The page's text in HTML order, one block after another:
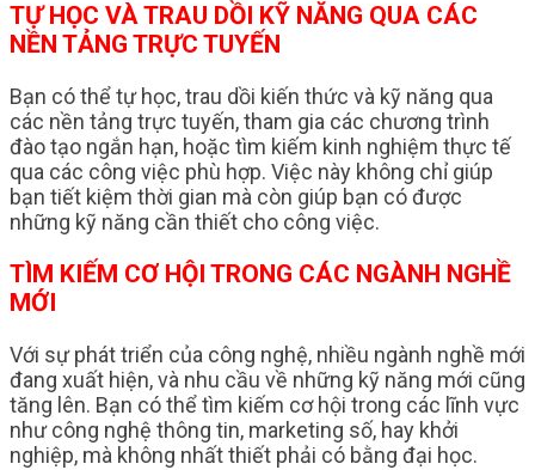
TỰ HỌC VÀ TRAU DỒI KỸ NĂNG QUA CÁC
NỀN TẢNG TRỰC TUYẾN
Bạn có thể tự học, trau dồi kiến thức và kỹ năng qua
các nền tảng trực tuyến, tham gia các chương trình
đào tạo ngắn hạn, hoặc tìm kiếm kinh nghiệm thực tế
qua các công việc phù hợp. Việc này không chỉ giúp
bạn tiết kiệm thời gian mà còn giúp bạn có được
những kỹ năng cần thiết cho công việc.
TÌM KIẾM CƠ HỘI TRONG CÁC NGÀNH NGHỀ
MỚI
Với sự phát triển của công nghệ, nhiều ngành nghề mới
đang xuất hiện, và nhu cầu về những kỹ năng mới cũng
tăng lên. Bạn có thể tìm kiếm cơ hội trong các lĩnh vực
như công nghệ thông tin, marketing số, hay khởi
nghiệp, mà không nhất thiết phải có bằng đại học.